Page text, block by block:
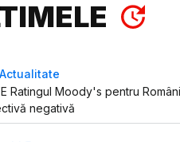
Actualitate
Ratingul Moody's pentru
negativă